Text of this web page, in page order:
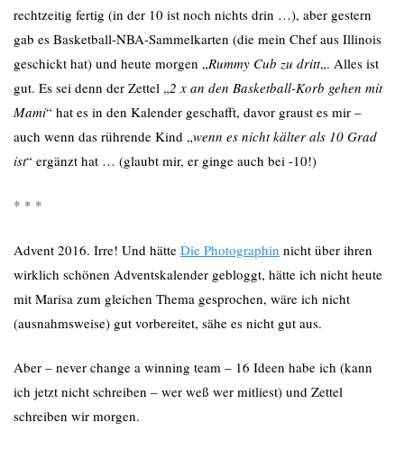
rechtzeitig fertig (in der 10 ist noch nichts drin …), aber gestern
gab es Basketball-NBA-Sammelkarten (die mein Chef aus Illinois
geschickt hat) und heute morgen „Rummy Cub zu dritt„. Alles ist
gut. Es sei denn der Zettel „2 x an den Basketball-Korb gehen mit
Mami“ hat es in den Kalender geschafft, davor graust es mir –
auch wenn das rührende Kind „wenn es nicht kälter als 10 Grad
ist“ ergänzt hat … (glaubt mir, er ginge auch bei -10!)
* * *
Advent 2016. Irre! Und hätte Die Photographin nicht über ihren
wirklich schönen Adventskalender gebloggt, hätte ich nicht heute
mit Marisa zum gleichen Thema gesprochen, wäre ich nicht
(ausnahmsweise) gut vorbereitet, sähe es nicht gut aus.
Aber – never change a winning team – 16 Ideen habe ich (kann
ich jetzt nicht schreiben – wer weß wer mitliest) und Zettel
schreiben wir morgen.